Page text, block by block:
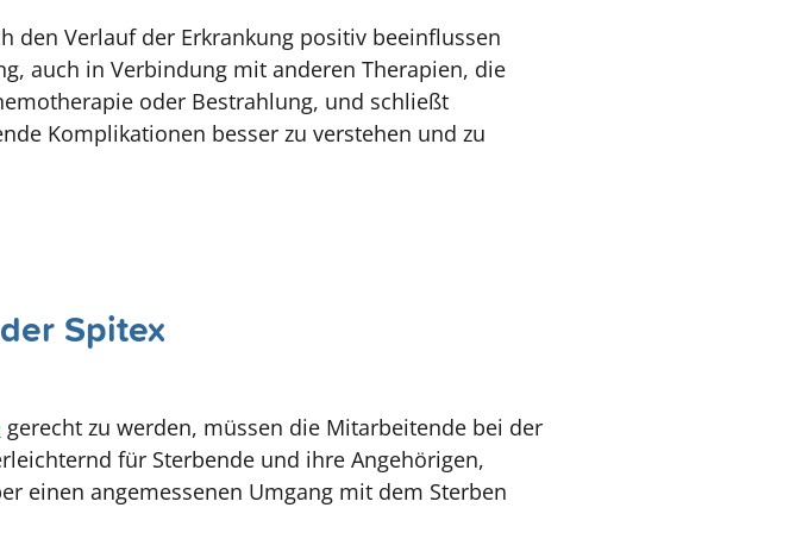
den Verlauf der Erkrankung positiv beeinflussen
auch in Verbindung mit anderen Therapien, die
oder Bestrahlung, und schließt
Komplikationen besser zu verstehen und zu
Spitex
gerecht zu werden, müssen die Mitarbeitende bei der
für Sterbende und ihre Angehörigen,
einen angemessenen Umgang mit dem Sterben